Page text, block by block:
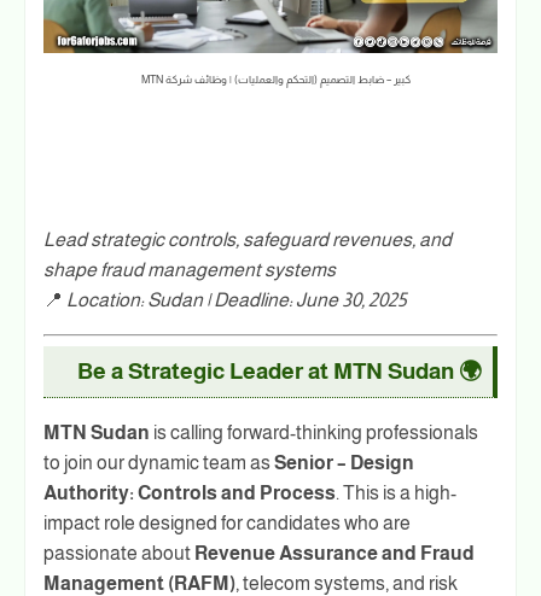
كبير – ضابط التصميم (التحكم والعمليات) | وظائف شركة MTN
Lead strategic controls, safeguard revenues, and
shape fraud management systems
📍 Location: Sudan | Deadline: June 30, 2025
🌍 Be a Strategic Leader at MTN Sudan
MTN Sudan is calling forward-thinking professionals
to join our dynamic team asSenior – Design
Authority: Controls and Process. This is a high-
impact role designed for candidates who are
passionate about Revenue Assurance and Fraud
Management (RAFM), telecom systems, and risk